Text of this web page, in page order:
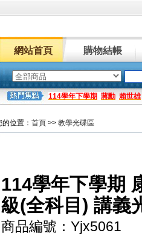
網站首頁 購物結帳
114學年下學期 蔣勳 賴世雄
的位置： 首頁 >> 教學光碟區
114學年下學期
級(全科目) 講義
商品編號：Yjx5061